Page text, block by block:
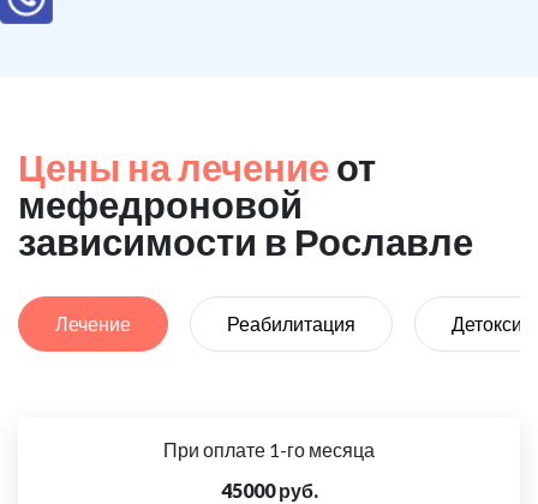
Цены на лечение от
мефедроновой
зависимости в Рославле
Лечение Реабилитация
При оплате 1-го месяца
45000 руб.